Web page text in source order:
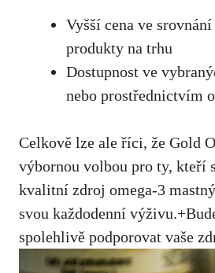
Vyšší cena ve
produkty na trhu
Dostupnost ve
nebo prostřednictvím
Celkově lze ale říci, že Gold
výbornou volbou pro ty, kteří
kvalitní zdroj omega-3
svou každodenní
spolehlivě podporovat vaše